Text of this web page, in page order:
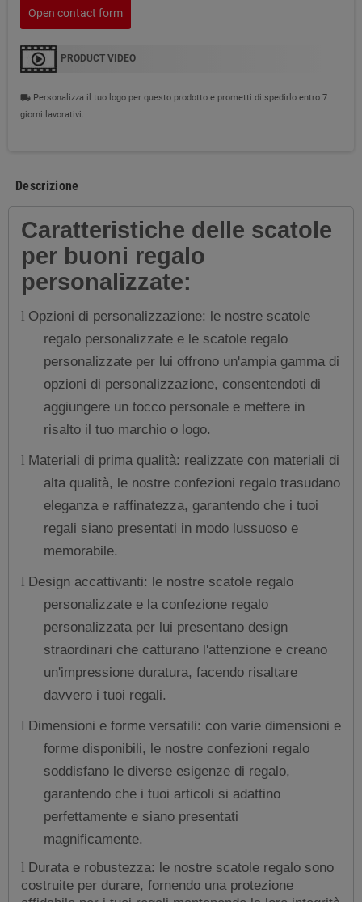
Open contact form
PRODUCT VIDEO
local_shipping Personalizza il tuo logo per questo prodotto e prometti di spedirlo entro 7
giorni lavorativi.
Descrizione
Caratteristiche delle scatole
per buoni regalo
personalizzate:
l Opzioni di personalizzazione: le nostre scatole
regalo personalizzate e le scatole regalo
personalizzate per lui offrono un'ampia gamma di
opzioni di personalizzazione, consentendoti di
aggiungere un tocco personale e mettere in
risalto il tuo marchio o logo.
l Materiali di prima qualità: realizzate con materiali di
alta qualità, le nostre confezioni regalo trasudano
eleganza e raffinatezza, garantendo che i tuoi
regali siano presentati in modo lussuoso e
memorabile.
l Design accattivanti: le nostre scatole regalo
personalizzate e la confezione regalo
personalizzata per lui presentano design
straordinari che catturano l'attenzione e creano
un'impressione duratura, facendo risaltare
davvero i tuoi regali.
l Dimensioni e forme versatili: con varie dimensioni e
forme disponibili, le nostre confezioni regalo
soddisfano le diverse esigenze di regalo,
garantendo che i tuoi articoli si adattino
perfettamente e siano presentati
magnificamente.
l Durata e robustezza: le nostre scatole regalo sono
costruite per durare, fornendo una protezione